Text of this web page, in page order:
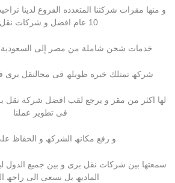
و منھا مقرات شركتنا المتعدده الفروع لدینا
10 عام افضل و شركات نقل برى
خدمات شحن شاملة من مصر إلى السعودية:
شركھ تمتلك خبره طویلھ فى مجالنقل
لھا اكثر من مقر و یرجع لقب افضل شركة نقل
فى تطویر عملنا
و رفع مكانھ الشركھ و الحفاظ
سمعتھا بین شركات نقل برى و بین جمیع الدول
المادیھ بل نسعى الى راحھ